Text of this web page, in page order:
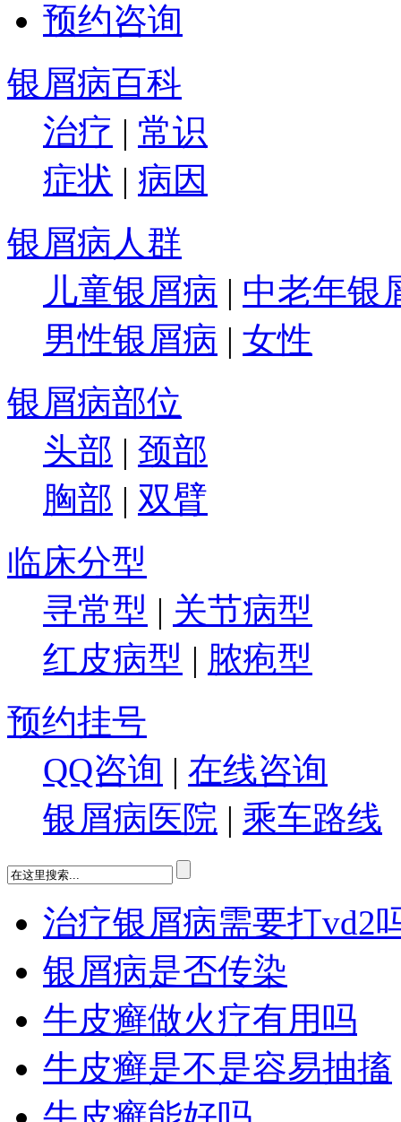
预约咨询
银屑病百科
治疗 | 常识
症状 | 病因
银屑病人群
儿童银屑病 | 中老年银
男性银屑病 | 女性
银屑病部位
头部 | 颈部
胸部 | 双臂
临床分型
寻常型 | 关节病型
红皮病型 | 脓疱型
预约挂号
QQ咨询 | 在线咨询
银屑病医院 | 乘车路线
治疗银屑病需要打vd2
银屑病是否传染
牛皮癣做火疗有用吗
牛皮癣是不是容易抽搐